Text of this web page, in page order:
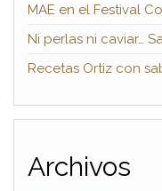
MAE en el Festival
Ni perlas ni caviar…
Recetas Ortiz con
Archivos